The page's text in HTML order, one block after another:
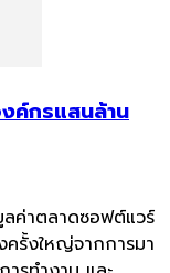
ค์กรแสนล้าน
ลค่าตลาดซอฟต์แวร์
รั้งใหญ่จากการมา